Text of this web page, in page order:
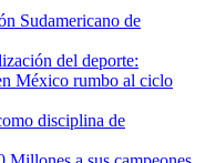
Sudamericano de
del deporte:
México rumbo al ciclo
disciplina de